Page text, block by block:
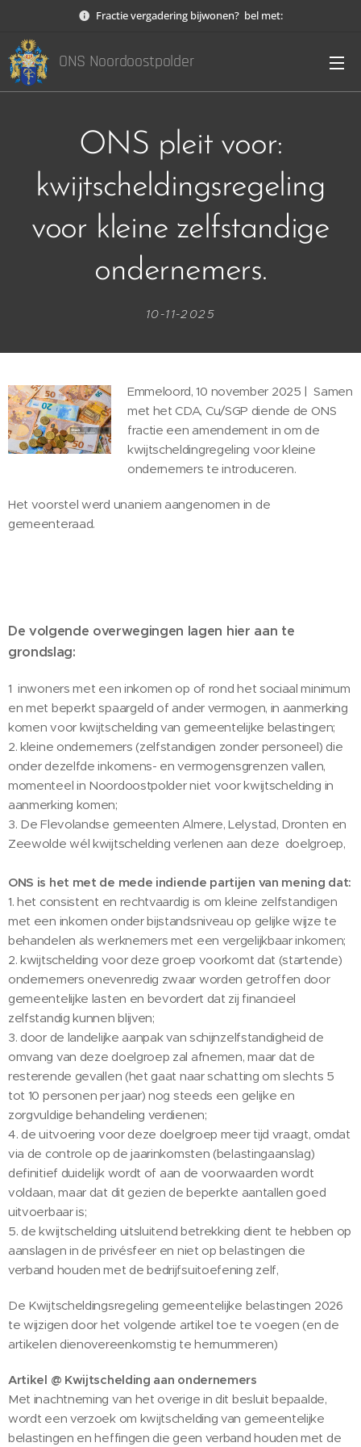
Fractie vergadering bijwonen? bel met:
ONS Noordoostpolder
ONS pleit voor:
kwijtscheldingsregeling
voor kleine zelfstandige
ondernemers.
10-11-2025
Emmeloord, 10 november 2025 | Samen
met het CDA, Cu/SGP diende de ONS
fractie een amendement in om de
kwijtscheldingregeling voor kleine
ondernemers te introduceren.
Het voorstel werd unaniem aangenomen in de
gemeenteraad.
De volgende overwegingen lagen hier aan te
grondslag:
1 inwoners met een inkomen op of rond het sociaal minimum
en met beperkt spaargeld of ander vermogen, in aanmerking
komen voor kwijtschelding van gemeentelijke belastingen;
2. kleine ondernemers (zelfstandigen zonder personeel) die
onder dezelfde inkomens- en vermogensgrenzen vallen,
momenteel in Noordoostpolder niet voor kwijtschelding in
aanmerking komen;
3. De Flevolandse gemeenten Almere, Lelystad, Dronten en
Zeewolde wél kwijtschelding verlenen aan deze doelgroep,
ONS is het met de mede indiende partijen van mening dat:
1. het consistent en rechtvaardig is om kleine zelfstandigen
met een inkomen onder bijstandsniveau op gelijke wijze te
behandelen als werknemers met een vergelijkbaar inkomen;
2. kwijtschelding voor deze groep voorkomt dat (startende)
ondernemers onevenredig zwaar worden getroffen door
gemeentelijke lasten en bevordert dat zij financieel
zelfstandig kunnen blijven;
3. door de landelijke aanpak van schijnzelfstandigheid de
omvang van deze doelgroep zal afnemen, maar dat de
resterende gevallen (het gaat naar schatting om slechts 5
tot 10 personen per jaar) nog steeds een gelijke en
zorgvuldige behandeling verdienen;
4. de uitvoering voor deze doelgroep meer tijd vraagt, omdat
via de controle op de jaarinkomsten (belastingaanslag)
definitief duidelijk wordt of aan de voorwaarden wordt
voldaan, maar dat dit gezien de beperkte aantallen goed
uitvoerbaar is;
5. de kwijtschelding uitsluitend betrekking dient te hebben op
aanslagen in de privésfeer en niet op belastingen die
verband houden met de bedrijfsuitoefening zelf,
De Kwijtscheldingsregeling gemeentelijke belastingen 2026
te wijzigen door het volgende artikel toe te voegen (en de
artikelen dienovereenkomstig te hernummeren)
Artikel @ Kwijtschelding aan ondernemers
Met inachtneming van het overige in dit besluit bepaalde,
wordt een verzoek om kwijtschelding van gemeentelijke
belastingen en heffingen die geen verband houden met de